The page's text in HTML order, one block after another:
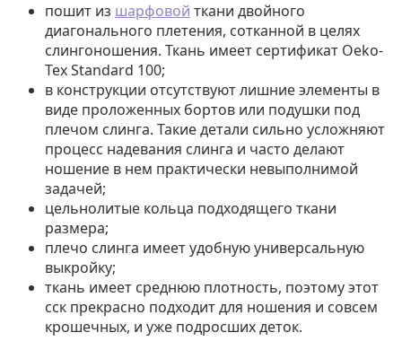
пошит из шарфовой ткани двойного
диагонального плетения, сотканной в целях
слингоношения. Ткань имеет сертификат Oeko-
Tex Standard 100;
в конструкции отсутствуют лишние элементы в
виде проложенных бортов или подушки под
плечом слинга. Такие детали сильно усложняют
процесс надевания слинга и часто делают
ношение в нем практически невыполнимой
задачей;
цельнолитые кольца подходящего ткани
размера;
плечо слинга имеет удобную универсальную
выкройку;
ткань имеет среднюю плотность, поэтому этот
сск прекрасно подходит для ношения и совсем
крошечных, и уже подросших деток.